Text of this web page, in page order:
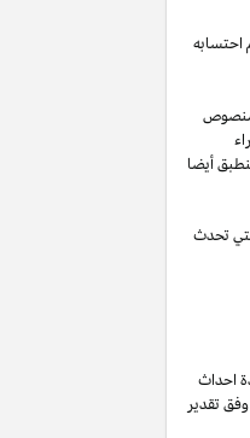
احتسابه
منصوص
أيضا
تحدث
احداث
تقدير